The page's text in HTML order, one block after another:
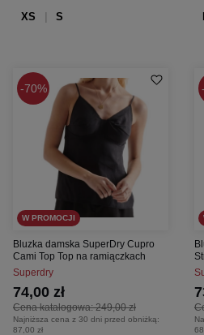
XS S
70%
W PROMOCJI
Bluzka damska SuperDry Cupro
Cami Top Top na ramiączkach
Superdry
Cena katalogowa:249,00 zł
74,00 zł
Najniższa cena z 30 dni przed obniżką:
87,00 zł